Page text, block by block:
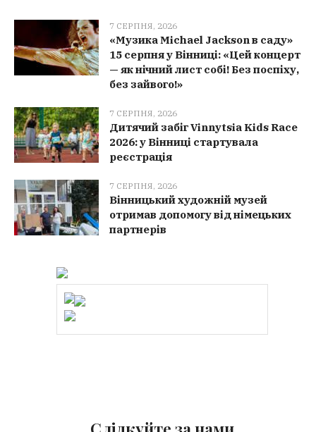
7 СЕРПНЯ, 2026
«Музика Michael Jackson в саду»
15 серпня у Вінниці: «Цей концерт
— як нічний лист собі! Без поспіху,
без зайвого!»
7 СЕРПНЯ, 2026
Дитячий забіг Vinnytsia Kids Race
2026: у Вінниці стартувала
реєстрація
7 СЕРПНЯ, 2026
Вінницький художній музей
отримав допомогу від німецьких
партнерів